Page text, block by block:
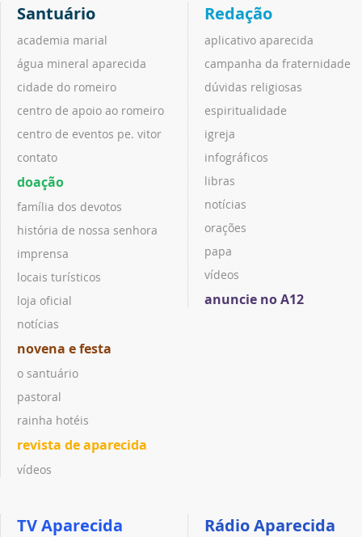
Santuário
academia marial
água mineral aparecida
cidade do romeiro
centro de apoio ao romeiro
centro de eventos pe. vitor
contato
doação
família dos devotos
história de nossa senhora
imprensa
locais turísticos
loja oficial
notícias
novena e festa
o santuário
pastoral
rainha hotéis
revista de aparecida
vídeos
Redação
aplicativo aparecida
campanha da fraternidade
dúvidas religiosas
espiritualidade
igreja
infográficos
libras
notícias
orações
papa
vídeos
anuncie no A12
TV Aparecida Rádio Aparecida